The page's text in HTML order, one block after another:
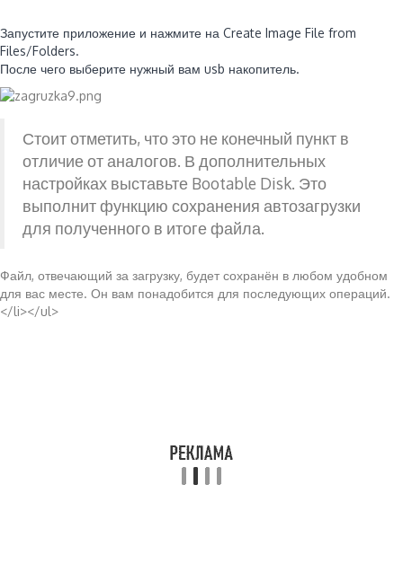
Запустите приложение и нажмите на Create Image File from
Files/Folders.
После чего выберите нужный вам usb накопитель.
Стоит отметить, что это не конечный пункт в
отличие от аналогов. В дополнительных
настройках выставьте Bootable Disk. Это
выполнит функцию сохранения автозагрузки
для полученного в итоге файла.
Файл, отвечающий за загрузку, будет сохранён в любом удобном
для вас месте. Он вам понадобится для последующих операций.
</li></ul>